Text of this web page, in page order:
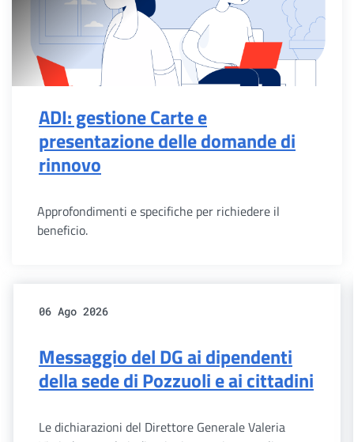
ADI: gestione Carte e
presentazione delle domande di
rinnovo
Approfondimenti e specifiche per richiedere il
beneficio.
06 Ago 2026
Messaggio del DG ai dipendenti
della sede di Pozzuoli e ai cittadini
Le dichiarazioni del Direttore Generale Valeria